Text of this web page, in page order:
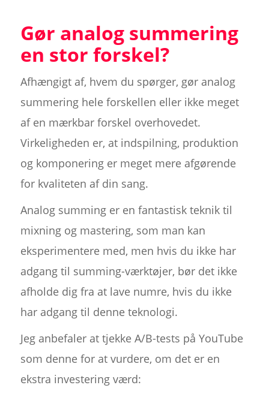
Gør analog summering
en stor forskel?
Afhængigt af, hvem du spørger, gør analog
summering hele forskellen eller ikke meget
af en mærkbar forskel overhovedet.
Virkeligheden er, at indspilning, produktion
og komponering er meget mere afgørende
for kvaliteten af din sang.
Analog summing er en fantastisk teknik til
mixning og mastering, som man kan
eksperimentere med, men hvis du ikke har
adgang til summing-værktøjer, bør det ikke
afholde dig fra at lave numre, hvis du ikke
har adgang til denne teknologi.
Jeg anbefaler at tjekke A/B-tests på YouTube
som denne for at vurdere, om det er en
ekstra investering værd: